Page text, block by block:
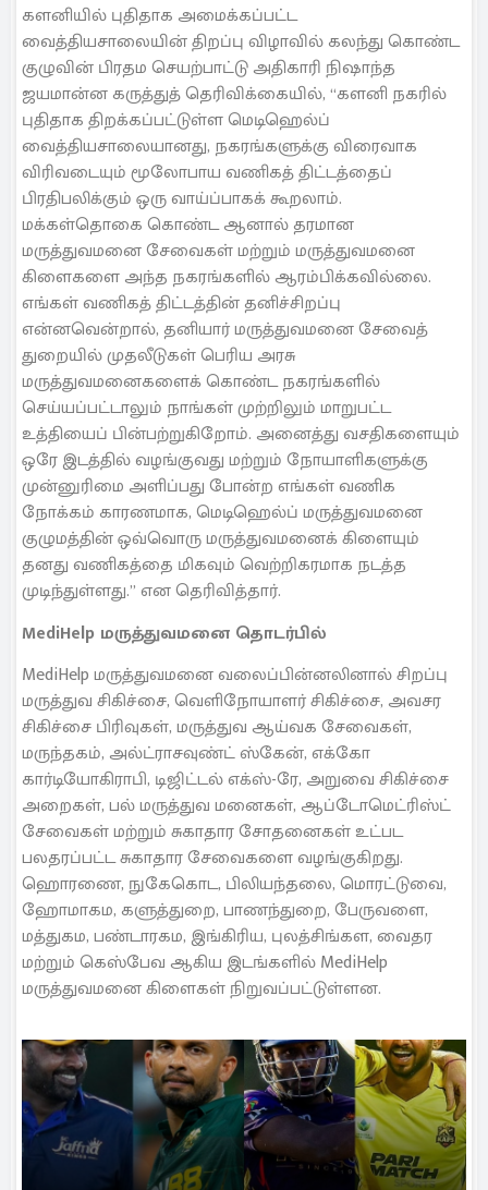
களனியில் புதிதாக அமைக்கப்பட்ட
வைத்தியசாலையின் திறப்பு விழாவில் கலந்து கொண்ட
குழுவின் பிரதம செயற்பாட்டு அதிகாரி நிஷாந்த
ஜயமான்ன கருத்துத் தெரிவிக்கையில், “களனி நகரில்
புதிதாக திறக்கப்பட்டுள்ள மெடிஹெல்ப்
வைத்தியசாலையானது, நகரங்களுக்கு விரைவாக
விரிவடையும் மூலோபாய வணிகத் திட்டத்தைப்
பிரதிபலிக்கும் ஒரு வாய்ப்பாகக் கூறலாம்.
மக்கள்தொகை கொண்ட ஆனால் தரமான
மருத்துவமனை சேவைகள் மற்றும் மருத்துவமனை
கிளைகளை அந்த நகரங்களில் ஆரம்பிக்கவில்லை.
எங்கள் வணிகத் திட்டத்தின் தனிச்சிறப்பு
என்னவென்றால், தனியார் மருத்துவமனை சேவைத்
துறையில் முதலீடுகள் பெரிய அரசு
மருத்துவமனைகளைக் கொண்ட நகரங்களில்
செய்யப்பட்டாலும் நாங்கள் முற்றிலும் மாறுபட்ட
உத்தியைப் பின்பற்றுகிறோம். அனைத்து வசதிகளையும்
ஒரே இடத்தில் வழங்குவது மற்றும் நோயாளிகளுக்கு
முன்னுரிமை அளிப்பது போன்ற எங்கள் வணிக
நோக்கம் காரணமாக, மெடிஹெல்ப் மருத்துவமனை
குழுமத்தின் ஒவ்வொரு மருத்துவமனைக் கிளையும்
தனது வணிகத்தை மிகவும் வெற்றிகரமாக நடத்த
முடிந்துள்ளது.” என தெரிவித்தார்.
MediHelp மருத்துவமனை தொடர்பில்
MediHelp மருத்துவமனை வலைப்பின்னலினால் சிறப்பு
மருத்துவ சிகிச்சை, வெளிநோயாளர் சிகிச்சை, அவசர
சிகிச்சை பிரிவுகள், மருத்துவ ஆய்வக சேவைகள்,
மருந்தகம், அல்ட்ராசவுண்ட் ஸ்கேன், எக்கோ
கார்டியோகிராபி, டிஜிட்டல் எக்ஸ்-ரே, அறுவை சிகிச்சை
அறைகள், பல் மருத்துவ மனைகள், ஆப்டோமெட்ரிஸ்ட்
சேவைகள் மற்றும் சுகாதார சோதனைகள் உட்பட
பலதரப்பட்ட சுகாதார சேவைகளை வழங்குகிறது.
ஹொரணை, நுகேகொட, பிலியந்தலை, மொரட்டுவை,
ஹோமாகம, களுத்துறை, பாணந்துறை, பேருவளை,
மத்துகம, பண்டாரகம, இங்கிரிய, புலத்சிங்கள, வைதர
மற்றும் கெஸ்பேவ ஆகிய இடங்களில் MediHelp
மருத்துவமனை கிளைகள் நிறுவப்பட்டுள்ளன.